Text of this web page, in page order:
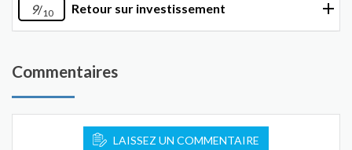
9/10 Retour sur investissement
Commentaires
LAISSEZ UN COMMENTAIRE